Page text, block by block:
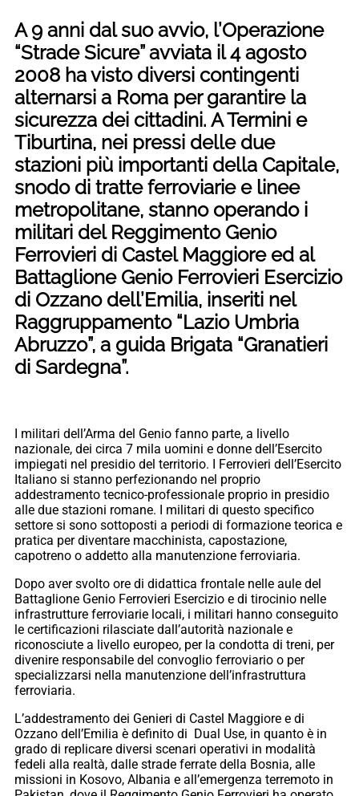
A 9 anni dal suo avvio, l’Operazione
“Strade Sicure” avviata il 4 agosto
2008 ha visto diversi contingenti
alternarsi a Roma per garantire la
sicurezza dei cittadini. A Termini e
Tiburtina, nei pressi delle due
stazioni più importanti della Capitale,
snodo di tratte ferroviarie e linee
metropolitane, stanno operando i
militari del Reggimento Genio
Ferrovieri di Castel Maggiore ed al
Battaglione Genio Ferrovieri Esercizio
di Ozzano dell’Emilia, inseriti nel
Raggruppamento “Lazio Umbria
Abruzzo”, a guida Brigata “Granatieri
di Sardegna”.
I militari dell’Arma del Genio fanno parte, a livello
nazionale, dei circa 7 mila uomini e donne dell’Esercito
impiegati nel presidio del territorio. I Ferrovieri dell’Esercito
Italiano si stanno perfezionando nel proprio
addestramento tecnico-professionale proprio in presidio
alle due stazioni romane. I militari di questo specifico
settore si sono sottoposti a periodi di formazione teorica e
pratica per diventare macchinista, capostazione,
capotreno o addetto alla manutenzione ferroviaria.
Dopo aver svolto ore di didattica frontale nelle aule del
Battaglione Genio Ferrovieri Esercizio e di tirocinio nelle
infrastrutture ferroviarie locali, i militari hanno conseguito
le certificazioni rilasciate dall’autorità nazionale e
riconosciute a livello europeo, per la condotta di treni, per
divenire responsabile del convoglio ferroviario o per
specializzarsi nella manutenzione dell’infrastruttura
ferroviaria.
L’addestramento dei Genieri di Castel Maggiore e di
Ozzano dell’Emilia è definito di Dual Use, in quanto è in
grado di replicare diversi scenari operativi in modalità
fedeli alla realtà, dalle strade ferrate della Bosnia, alle
missioni in Kosovo, Albania e all’emergenza terremoto in